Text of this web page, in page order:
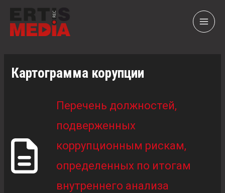
содержимому
Картограмма корупции
Перечень должностей,
подверженных
коррупционным рискам,
определенных по итогам
внутреннего анализа